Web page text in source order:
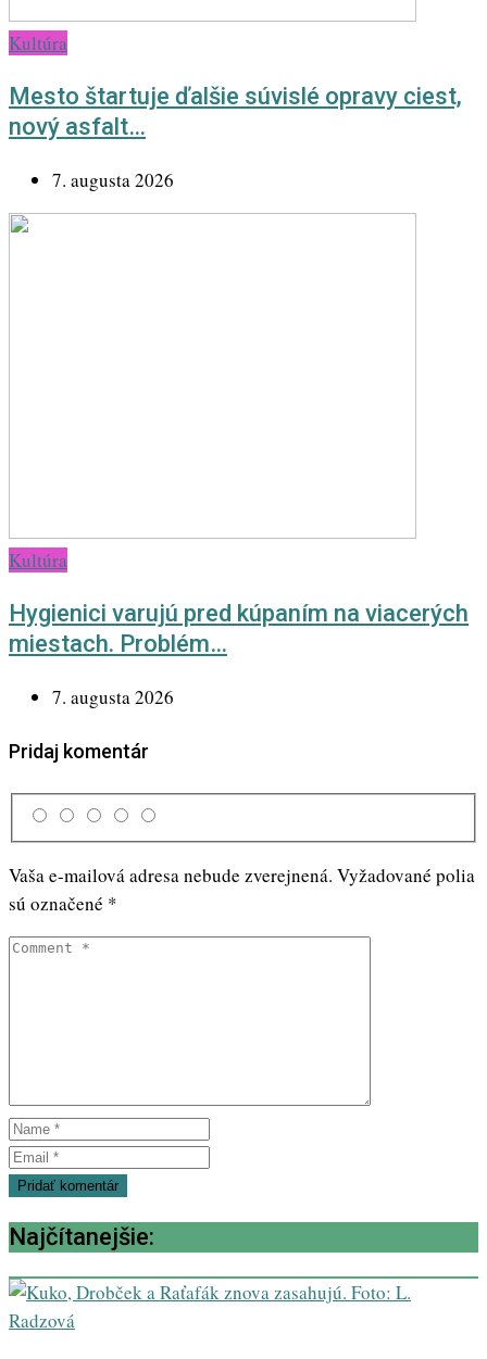
Kultúra
Mesto štartuje ďalšie súvislé opravy ciest,
nový asfalt…
7. augusta 2026
Kultúra
Hygienici varujú pred kúpaním na viacerých
miestach. Problém…
7. augusta 2026
Pridaj komentár
Vaša e-mailová adresa nebude zverejnená. Vyžadované polia
sú označené *
Najčítanejšie: